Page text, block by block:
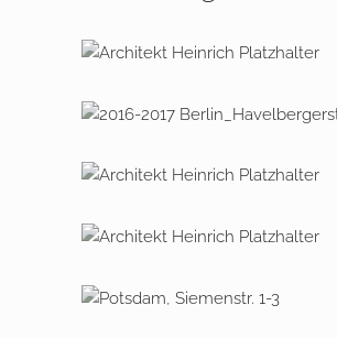
2018 – 2021 Berlin, Pankower
2016 – 2017 Havelberger
2013 – 2014 Potsdam
2010 / 2018 – 2019 Berlin,
2020 – 2022 Potsdam,